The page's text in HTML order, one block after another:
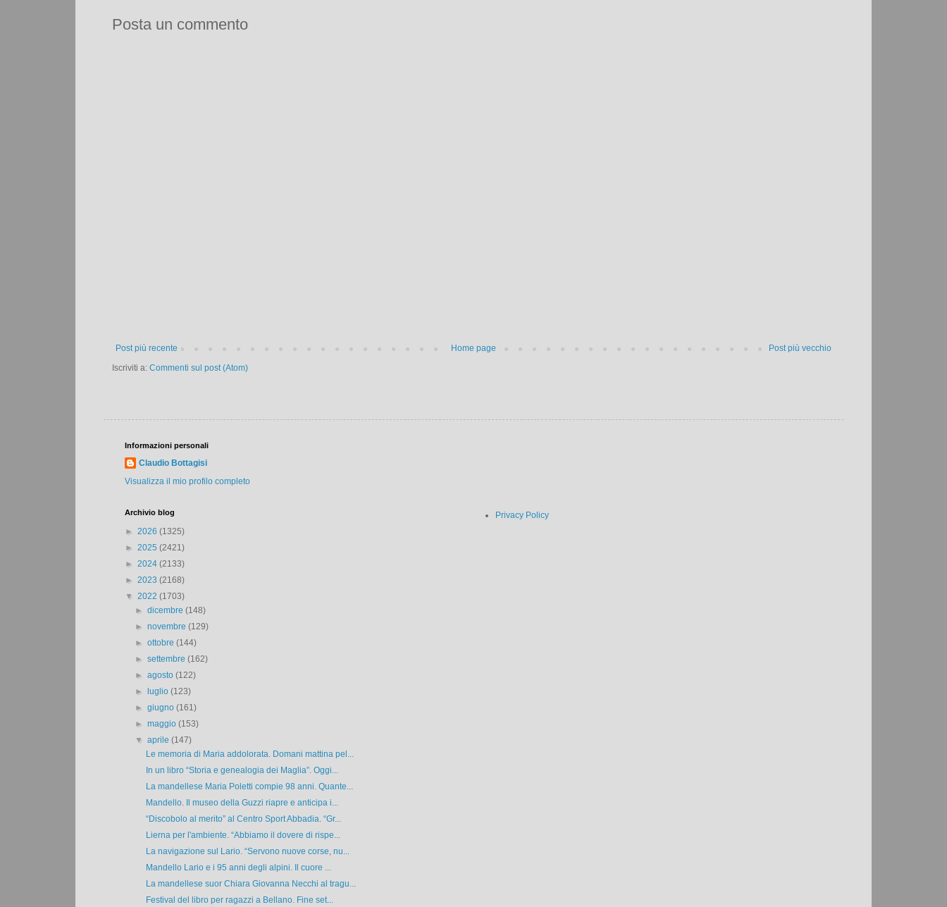
Posta un commento
Post più recente Post più vecchio
Home page
Iscriviti a: Commenti sul post (Atom)
Informazioni personali
Claudio Bottagisi
Visualizza il mio profilo completo
Archivio blog
► 2026 (1325)
► 2025 (2421)
► 2024 (2133)
► 2023 (2168)
▼ 2022 (1703)
►dicembre(148)
►novembre(129)
►ottobre(144)
►settembre(162)
►agosto(122)
►luglio(123)
►giugno(161)
►maggio(153)
▼aprile(147)
Le memoria di Maria addolorata. Domani mattina pel...
In un libro “Storia e genealogia dei Maglia”. Oggi...
La mandellese Maria Poletti compie 98 anni. Quante...
Mandello. Il museo della Guzzi riapre e anticipa i...
“Discobolo al merito” al Centro Sport Abbadia. “Gr...
Lierna per l'ambiente. “Abbiamo il dovere di rispe...
La navigazione sul Lario. “Servono nuove corse, nu...
Mandello Lario e i 95 anni degli alpini. Il cuore ...
La mandellese suor Chiara Giovanna Necchi al tragu...
Festival del libro per ragazzi a Bellano. Fine set...
Privacy Policy